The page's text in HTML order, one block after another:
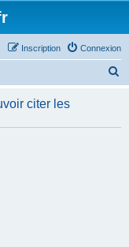
Connexion
Inscription
h
citer les